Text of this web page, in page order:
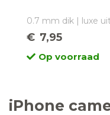
0.7 mm dik | luxe
€ 7,95
Op voorraad
iPhone